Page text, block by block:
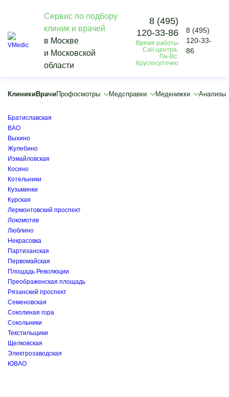
Сервис по подбору
клиник и врачей
в Москве
и Московской
области
8 (495)
120-33-86
Время работы
Call-центра:
Пн-Вс:
Круглосуточно
8 (495)
120-33-
86
Клиники Врачи Профосмотры Медсправки Медкнижки Анализы
Vmedic
Врачи
Мануальный терапевт
Арбатская
Братиславская
ВАО
Выхино
Жулебино
Измайловская
Косино
Котельники
Кузьминки
Курская
Лермонтовский проспект
Локомотив
Люблино
Некрасовка
Партизанская
Первомайская
Площадь Революции
Преображенская площадь
Рязанский проспект
Семеновская
Соколиная гора
Сокольники
Текстильщики
Щелковская
Электрозаводская
ЮВАО